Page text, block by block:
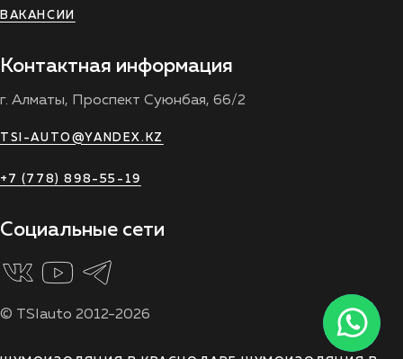
ВАКАНСИИ
Контактная информация
г. Алматы, Проспект Суюнбая, 66/2
TSI-AUTO@YANDEX.KZ
+7 (778) 898-55-19
Социальные сети
© TSIauto 2012-2026